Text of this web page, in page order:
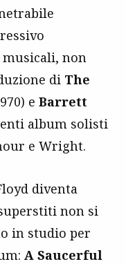
non
di The
e Barrett
album solisti
e Wright.
diventa
non si
in studio per
A Saucerful